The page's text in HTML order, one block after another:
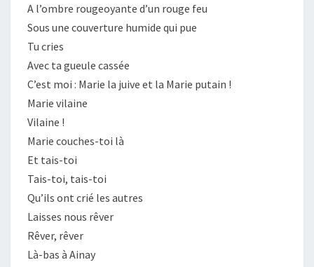
A l’ombre rougeoyante d’un rouge feu
Sous une couverture humide qui pue
Tu cries
Avec ta gueule cassée
C’est moi : Marie la juive et la Marie putain !
Marie vilaine
Vilaine !
Marie couches-toi là
Et tais-toi
Tais-toi, tais-toi
Qu’ils ont crié les autres
Laisses nous rêver
Rêver, rêver
Là-bas à Ainay